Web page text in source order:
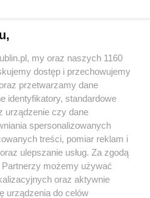
z treści
my oraz naszych 1160
dostęp i przechowujemy
przetwarzamy dane
identyfikatory, standardowe
urządzenie czy dane
spersonalizowanych
treści, pomiar reklam i
ulepszanie usług. Za zgodą
możemy używać
oraz aktywnie
urządzenia do celów